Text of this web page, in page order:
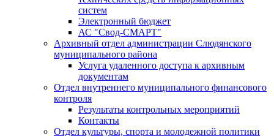
систем
Электронный бюджет
АС "Свод-СМАРТ"
Архивный отдел администрации Слюдянского
муниципального района
Услуга удаленного доступа к архивным
документам
Отдел внутреннего муниципального финансового
контроля
Результаты контрольных мероприятий
Контакты
Отдел культуры, спорта и молодежной политики